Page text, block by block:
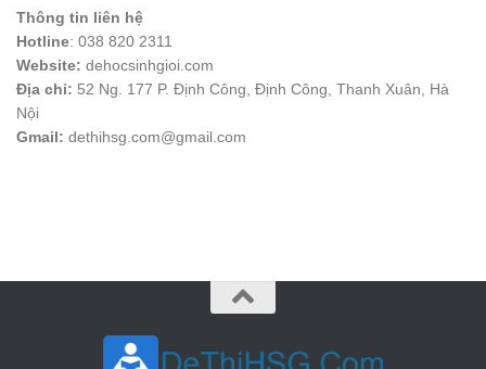
Thông tin liên hệ
Hotline: 038 820 2311
Website: dehocsinhgioi.com
Địa chỉ: 52 Ng. 177 P. Định Công, Định Công, Thanh Xuân, Hà
Nội
Gmail: dethihsg.com@gmail.com